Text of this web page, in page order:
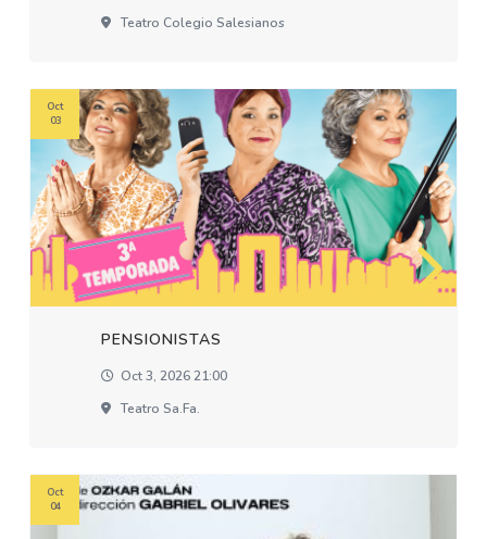
Teatro Colegio Salesianos
PENSIONISTAS
Oct 3, 2026 21:00
Teatro Sa.fa.
Oct
03
Oct
04